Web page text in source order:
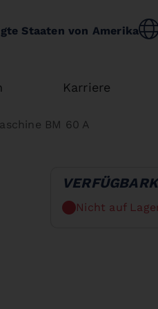
Staaten von Amerika
Karriere
BM 60 A
Nicht auf